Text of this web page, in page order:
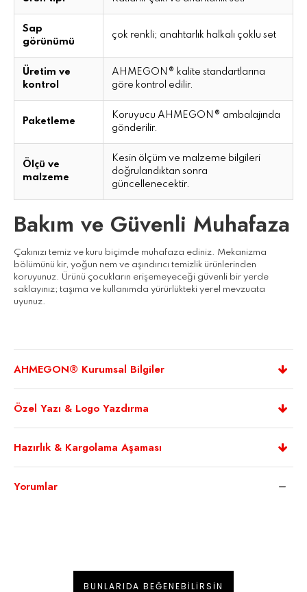
Sap
görünümü
çok renkli; anahtarlık halkalı çoklu set
Üretim ve
kontrol
AHMEGON® kalite standartlarına
göre kontrol edilir.
Paketleme
Koruyucu AHMEGON® ambalajında
gönderilir.
Ölçü ve
malzeme
Kesin ölçüm ve malzeme bilgileri
doğrulandıktan sonra
güncellenecektir.
Bakım ve Güvenli Muhafaza
Çakınızı temiz ve kuru biçimde muhafaza ediniz. Mekanizma
bölümünü kir, yoğun nem ve aşındırıcı temizlik ürünlerinden
koruyunuz. Ürünü çocukların erişemeyeceği güvenli bir yerde
saklayınız; taşıma ve kullanımda yürürlükteki yerel mevzuata
uyunuz.
AHMEGON® Kurumsal Bilgiler
Özel Yazı & Logo Yazdırma
Hazırlık & Kargolama Aşaması
Yorumlar
BUNLARIDA BEĞENEBILIRSIN